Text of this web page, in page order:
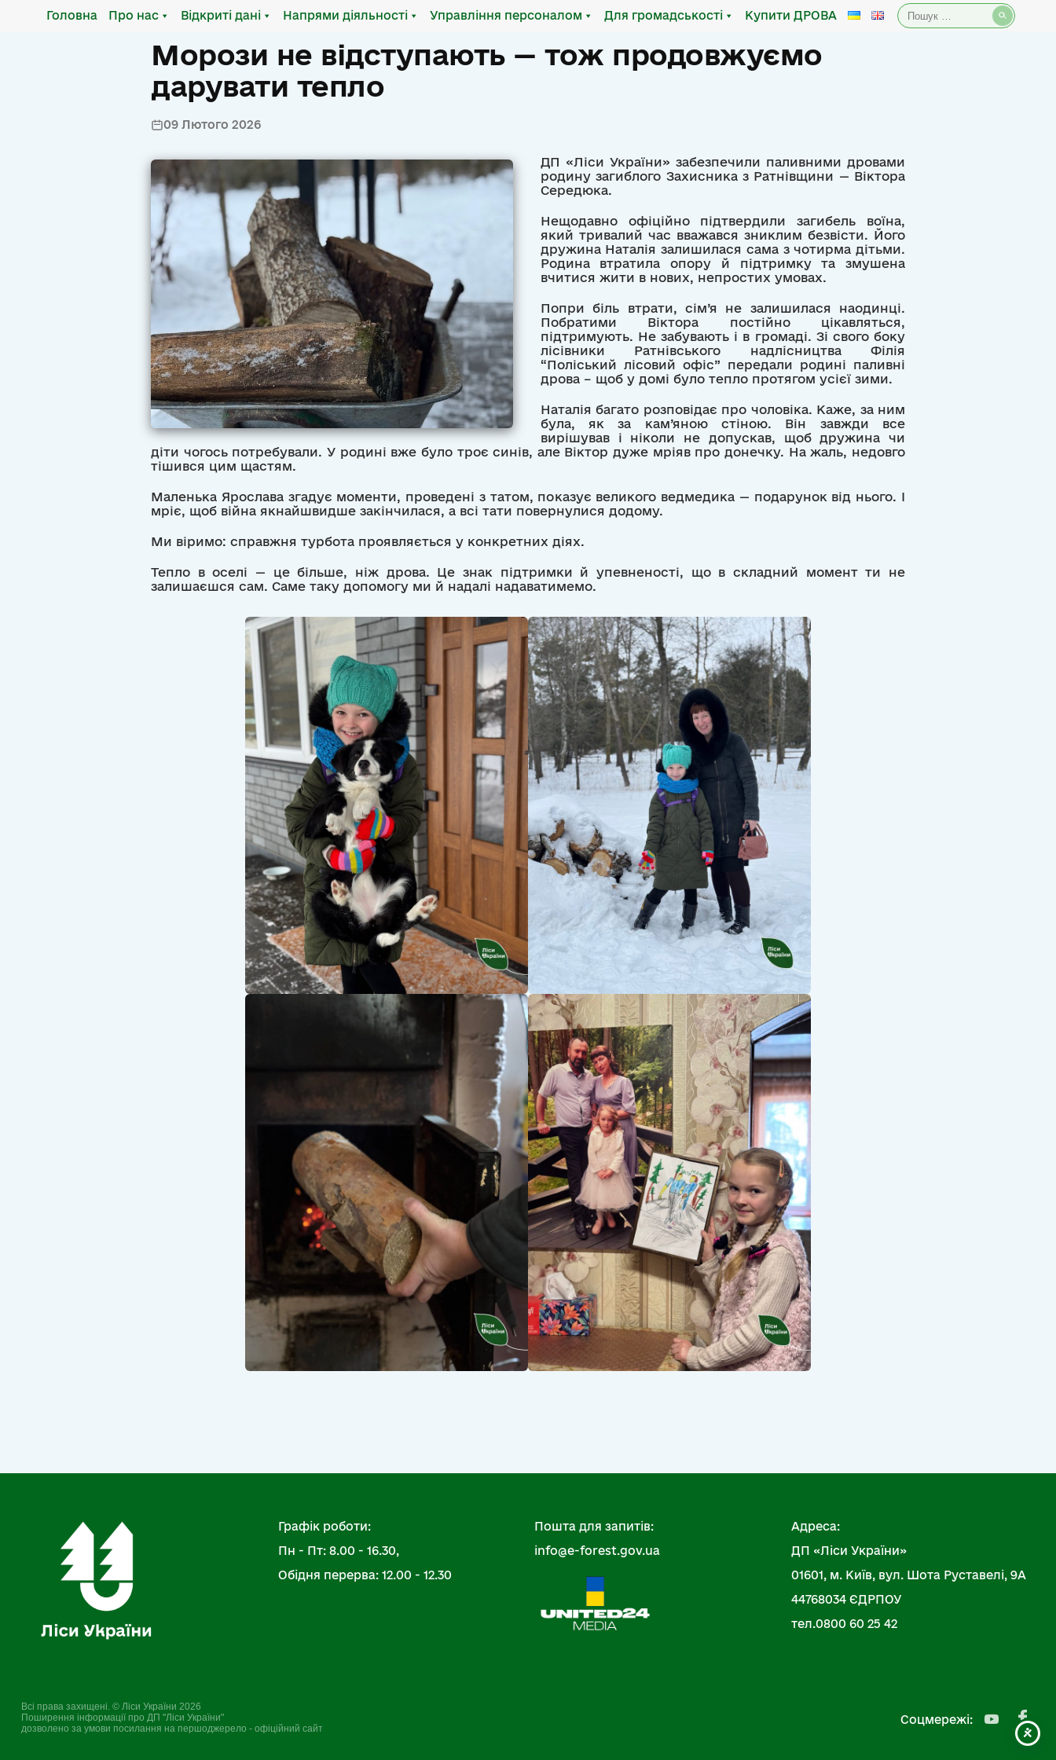
Головна Про нас Відкриті дані Напрями діяльності Управління персоналом Для громадськості Купити ДРОВА Пошук:
Морози не відступають — тож продовжуємо
дарувати тепло
09 Лютого 2026
ДП «Ліси України» забезпечили паливними дровами
родину загиблого Захисника з Ратнівщини — Віктора
Середюка.
Нещодавно офіційно підтвердили загибель воїна,
який тривалий час вважався зниклим безвісти. Його
дружина Наталія залишилася сама з чотирма дітьми.
Родина втратила опору й підтримку та змушена
вчитися жити в нових, непростих умовах.
Попри біль втрати, сім’я не залишилася наодинці.
Побратими Віктора постійно цікавляться,
підтримують. Не забувають і в громаді. Зі свого боку
лісівники Ратнівського надлісництва Філія
“Поліський лісовий офіс” передали родині паливні
дрова – щоб у домі було тепло протягом усієї зими.
Наталія багато розповідає про чоловіка. Каже, за ним
була, як за кам’яною стіною. Він завжди все
вирішував і ніколи не допускав, щоб дружина чи
діти чогось потребували. У родині вже було троє синів, але Віктор дуже мріяв про донечку. На жаль, недовго
тішився цим щастям.
Маленька Ярослава згадує моменти, проведені з татом, показує великого ведмедика — подарунок від нього. І
мріє, щоб війна якнайшвидше закінчилася, а всі тати повернулися додому.
Ми віримо: справжня турбота проявляється у конкретних діях.
Тепло в оселі — це більше, ніж дрова. Це знак підтримки й упевненості, що в складний момент ти не
залишаєшся сам. Саме таку допомогу ми й надалі надаватимемо.
Графік роботи:
Пн - Пт: 8.00 - 16.30,
Обідня перерва: 12.00 - 12.30
Пошта для запитів:
info@e-forest.gov.ua
Адреса:
ДП «Ліси України»
01601, м. Київ, вул. Шота Руставелі, 9А
44768034 ЄДРПОУ
тел.0800 60 25 42
Всі права захищені. © Ліси України 2026
Поширення інформації про ДП "Ліси України"
дозволено за умови посилання на першоджерело - офіційний сайт
Соцмережі: